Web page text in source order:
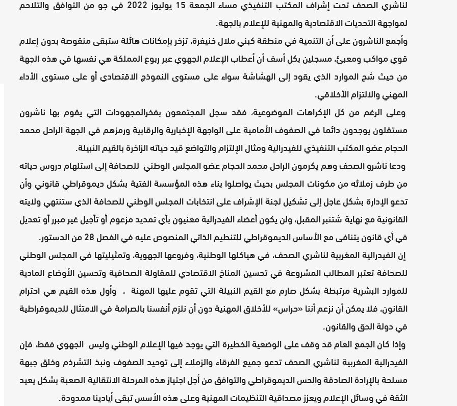
لناشري الصحف تحت إشراف المكتب التنفيذي مساء الجمعة 15 يوليوز 2022 في جو من التوافق والتلاحم
لمواجهة التحديات الاقتصادية والمهنية للإعلام بالجهة.
وأجمع الناشرون على أن التنمية في منطقة كبني ملال خنيفرة، تزخر بإمكانات هائلة ستبقى منقوصة بدون إعلام
قوي مواكب ومعبئ، مسجلين بكل أسف أن أعطاب الإعلام الجهوي عبر ربوع المملكة هي نفسها في هذه الجهة
من حيث شح الموارد الذي يقود إلى الهشاشة سواء على مستوى النموذج الاقتصادي أو على مستوى الأداء
المهني والالتزام الأخلاقي.
وعلى الرغم من كل الإكراهات الموضوعية، فقد سجل المجتمعون بفخرالمجهودات التي يقوم بها ناشرون
مستقلون يوجدون دائما في الصفوف الأمامية على الواجهة الإخبارية والرقابية ورمزهم في الجهة الراحل محمد
الحجام عضو المكتب التنفيذي للفيدرالية ومثال الإلتزام والتواضع قيد حياته الزاخرة بالقيم النبيلة.
ودعا ناشرو الصحف وهم يكرمون الراحل محمد الحجام عضو المجلس الوطني للصحافة إلى استلهام دروس حياته
من طرف زملائه من مكونات المجلس بحيث يواصلوا بناء هذه المؤسسة الفتية بشكل ديموقراطي قانوني وأن
تدعو الإدارة بشكل عاجل إلى تشكيل لجنة الإشراف على انتخابات المجلس الوطني للصحافة الذي ستنتهي ولايته
القانونية مع نهاية شتنبر المقبل، ولن يكون أعضاء الفيدرالية معنيون بأي تمديد مزعوم أو تأجيل غير مبرر أو تعديل
في أي قانون يتنافى مع الأساس الديموقراطي للتنطيم الذاتي المنصوص عليه في الفصل 28 من الدستور.
إن الفيدرالية المغربية لناشري الصحف، في هياكلها الوطنية، وفروعها الجهوية، وتمثيليتها في المجلس الوطني
للصحافة تعتبر المطالب المشروعة في تحسين المناخ الاقتصادي للمقاولة الصحافية وتحسين الأوضاع المادية
للموارد البشرية مرتبطة بشكل صارم مع القيم النبيلة التي تقوم عليها المهنة ، وأول هذه القيم هي احترام
القانون، فلا يمكن أن نزعم أننا «حراس» للأخلاق المهنية دون أن نلزم أنفسنا بالصرامة في الامتثال للديموقراطية
في دولة الحق والقانون.
وإذا كان الجمع العام قد وقف على الوضعية الخطيرة التي يوجد فيها الإعلام الوطني وليس الجهوي فقط، فإن
الفيدرالية المغربية لناشري الصحف تدعو جميع الفرقاء والزملاء إلى توحيد الصفوف ونبذ التشرذم وخلق جبهة
مسلحة بالإرادة الصادقة والحس الديموقراطي والتوافق من أجل اجتياز هذه المرحلة الانتقالية الصعبة بشكل يعيد
الثقة في وسائل الإعلام ويعزز مصداقية التنظيمات المهنية وعلى هذه الأسس تبقى أيادينا ممدودة.